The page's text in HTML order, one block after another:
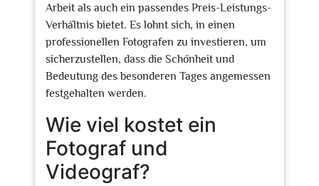
Arbeit als auch ein passendes Preis-Leistungs-
Verhältnis bietet. Es lohnt sich, in einen
professionellen Fotografen zu investieren, um
sicherzustellen, dass die Schönheit und
Bedeutung des besonderen Tages angemessen
festgehalten werden.
Wie viel kostet ein
Fotograf und
Videograf?